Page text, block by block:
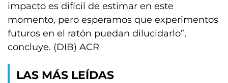
impacto es difícil de estimar en este
momento, pero esperamos que experimentos
futuros en el ratón puedan dilucidarlo”,
concluye. (DIB) ACR
LAS MÁS LEÍDAS